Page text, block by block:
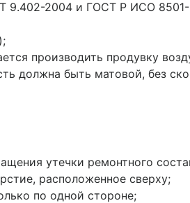
9.402-2004 и ГОСТ Р ИСО
производить продувку
должна быть матовой, без
утечки ремонтного
расположенное сверху;
по одной стороне;